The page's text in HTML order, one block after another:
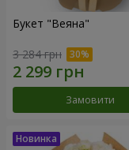
Букет "Веяна"
3 284 грн
Замовити